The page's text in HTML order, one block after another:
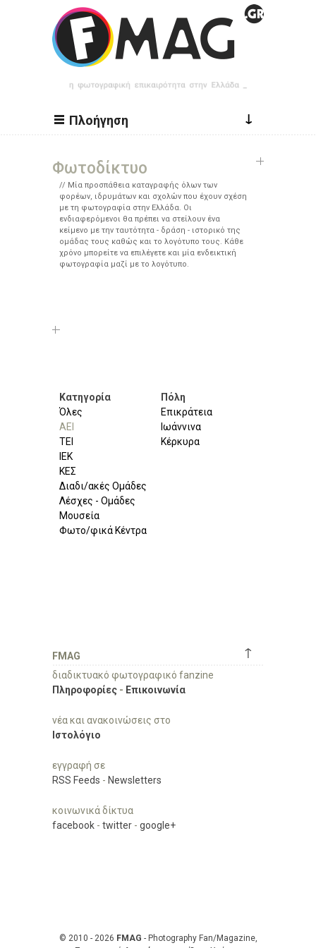
Παράκαμψη προς το κυρίως περιεχόμενο
Πλοήγηση ↓
Φωτοδίκτυο
Μία προσπάθεια καταγραφής όλων των
φορέων, ιδρυμάτων και σχολών που έχουν σχέση
με τη φωτογραφία στην Ελλάδα. Οι
ενδιαφερόμενοι θα πρέπει να στείλουν ένα
κείμενο με την ταυτότητα - δράση - ιστορικό της
ομάδας τους καθώς και το λογότυπο τους. Κάθε
χρόνο μπορείτε να επιλέγετε και μία ενδεικτική
φωτογραφία μαζί με το λογότυπο.
Κατηγορία
Όλες
ΑΕΙ
ΤΕΙ
ΙΕΚ
ΚΕΣ
Διαδι/ακές Ομάδες
Λέσχες - Ομάδες
Μουσεία
Φωτο/φικά Κέντρα
Πόλη
Επικράτεια
Ιωάννινα
Κέρκυρα
↑
FMAG
διαδικτυακό φωτογραφικό fanzine
Πληροφορίες - Επικοινωνία
νέα και ανακοινώσεις στο
Ιστολόγιο
εγγραφή σε
RSS Feeds - Newsletters
κοινωνικά δίκτυα
facebook - twitter - google+
© 2010 - 2026 FMAG - Photography Fan/Magazine,